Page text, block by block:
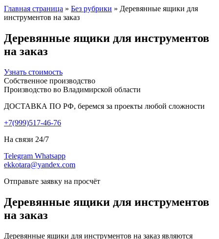
Главная страница » Без рубрики » Деревянные ящики для
инструментов на заказ
Деревянные ящики для инструментов
на заказ
Узнать стоимость
Собственное производство
Производство во Владимирской области
ДОСТАВКА ПО РФ, беремся за проекты любой сложности
+7(999)517-46-76
На связи 24/7
Telegram Whatsapp
ekkotara@yandex.com
Отправьте заявку на просчёт
Деревянные ящики для инструментов
на заказ
Деревянные ящики для инструментов на заказ являются